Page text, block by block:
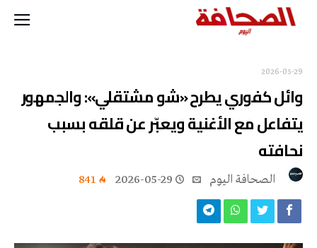
2026-05-29
وائل كفوري يطرح «شو مشتقلي»: والجمهور
يتفاعل مع الأغنية ويعبّر عن قلقه بسبب
نحافته
2026-05-29
841